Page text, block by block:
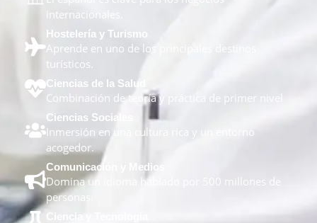
internacionales.
Hostelería y Turismo
Aprende en uno de los principales destinos
turísticos.
Ciencias de la Salud
Combinación de teoría y práctica de primer nivel
Ciencias Sociales
Inmersión en una cultura rica y un entorno
acogedor.
Comunicación y Medios
Domina un idioma hablado por 500 millones de
personas.